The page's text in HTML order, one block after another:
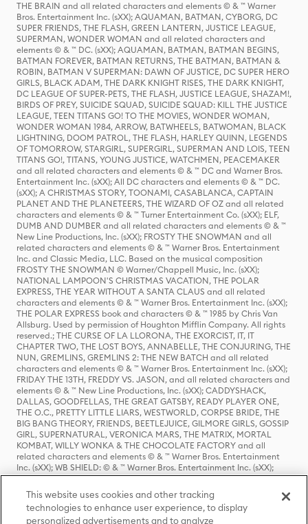
THE BRAIN and all related characters and elements © & ™ Warner
Bros. Entertainment Inc. (sXX); AQUAMAN, BATMAN, CYBORG, DC
SUPER FRIENDS, THE FLASH, GREEN LANTERN, JUSTICE LEAGUE,
SUPERMAN, WONDER WOMAN and all related characters and
elements © & ™ DC. (sXX); AQUAMAN, BATMAN, BATMAN BEGINS,
BATMAN FOREVER, BATMAN RETURNS, THE BATMAN, BATMAN &
ROBIN, BATMAN V SUPERMAN: DAWN OF JUSTICE, DC SUPER HERO
GIRLS, BLACK ADAM, THE DARK KNIGHT RISES, THE DARK KNIGHT,
DC LEAGUE OF SUPER-PETS, THE FLASH, JUSTICE LEAGUE, SHAZAM!,
BIRDS OF PREY, SUICIDE SQUAD, SUICIDE SQUAD: KILL THE JUSTICE
LEAGUE, TEEN TITANS GO! TO THE MOVIES, WONDER WOMAN,
WONDER WOMAN 1984, ARROW, BATWHEELS, BATWOMAN, BLACK
LIGHTNING, DOOM PATROL, THE FLASH, HARLEY QUINN, LEGENDS
OF TOMORROW, STARGIRL, SUPERGIRL, SUPERMAN AND LOIS, TEEN
TITANS GO!, TITANS, YOUNG JUSTICE, WATCHMEN, PEACEMAKER
and all related characters and elements © & ™ DC and Warner Bros.
Entertainment Inc. (sXX); All DC characters and elements © & ™ DC.
(sXX); A CHRISTMAS STORY, TOONAMI, CASABLANCA, CAPTAIN
PLANET AND THE PLANETEERS, THE WIZARD OF OZ and all related
characters and elements © & ™ Turner Entertainment Co. (sXX); ELF,
DUMB AND DUMBER and all related characters and elements © & ™
New Line Productions, Inc. (sXX); FROSTY THE SNOWMAN and all
related characters and elements © & ™ Warner Bros. Entertainment
Inc. and Classic Media, LLC. Based on the musical composition
FROSTY THE SNOWMAN © Warner/Chappell Music, Inc. (sXX);
NATIONAL LAMPOON'S CHRISTMAS VACATION, THE POLAR
EXPRESS, THE YEAR WITHOUT A SANTA CLAUS and all related
characters and elements © & ™ Warner Bros. Entertainment Inc. (sXX);
THE POLAR EXPRESS book and characters © & ™ 1985 by Chris Van
Allsburg. Used by permission of Houghton Mifflin Company. All rights
reserved.; THE CURSE OF LA LLORONA, THE EXORCIST, IT, IT
CHAPTER TWO, THE LOST BOYS, ANNABELLE, THE CONJURING, THE
NUN, GREMLINS, GREMLINS 2: THE NEW BATCH and all related
characters and elements © & ™ Warner Bros. Entertainment Inc. (sXX);
FRIDAY THE 13TH, FREDDY VS. JASON, and all related characters and
elements © & ™ New Line Productions, Inc. (sXX); CADDYSHACK,
DALLAS, GOODFELLAS, THE GREAT GATSBY, READY PLAYER ONE,
THE O.C., PRETTY LITTLE LIARS, WESTWORLD, CORPSE BRIDE, THE
BIG BANG THEORY, FRIENDS, BEETLEJUICE, GILMORE GIRLS, GOSSIP
GIRL, SUPERNATURAL, VERONICA MARS, THE MATRIX, MORTAL
KOMBAT, WILLY WONKA & THE CHOCOLATE FACTORY and all
related characters and elements © & ™ Warner Bros. Entertainment
Inc. (sXX); WB SHIELD: © & ™ Warner Bros. Entertainment Inc. (sXX);
HOUSE OF THE DRAGON, GAME OF THRONES, and all related
characters and elements © & ™ Home Box Office, Inc. (sXX); CHILLING
ADVENTURES OF SABRINA, RIVERDALE © & ™ Warner Bros.
Entertainment Inc. Archie Comics and all related characters and
This website uses cookies and other tracking
technologies to enhance user experience, to display
personalized advertisements and to analyze